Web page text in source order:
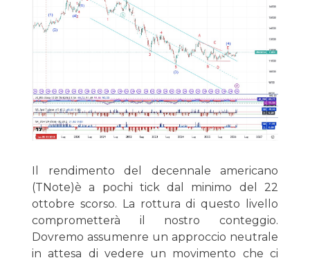
Il rendimento del decennale americano
(TNote)è a pochi tick dal minimo del 22
ottobre scorso. La rottura di questo livello
comprometterà il nostro conteggio.
Dovremo assumenre un approccio neutrale
in attesa di vedere un movimento che ci